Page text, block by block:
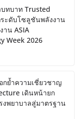
บทบาท Trusted
ะดับโซลูชันพลังงาน
าน ASIA
Week 2026
กย้ำความเชี่ยวชาญ
เดินหน้ายก
งพยาบาลสู่มาตรฐาน